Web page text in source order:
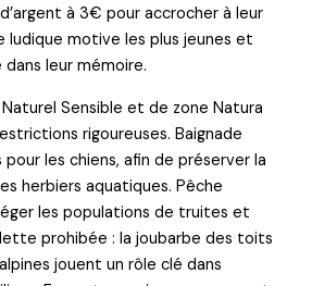
à 3€ pour accrocher à leur
motive les plus jeunes et
leur mémoire.
Sensible et de zone Natura
rigoureuses. Baignade
les chiens, afin de préserver la
herbiers aquatiques. Pêche
les populations de truites et
prohibée : la joubarbe des toits
jouent un rôle clé dans